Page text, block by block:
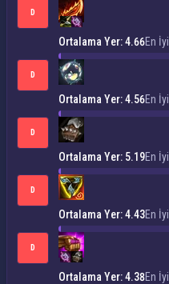
D
Ortalama Yer: 4.66En
D
Ortalama Yer: 4.56En
D
Ortalama Yer: 5.19En
D
Ortalama Yer: 4.43En
D
Ortalama Yer: 4.38En